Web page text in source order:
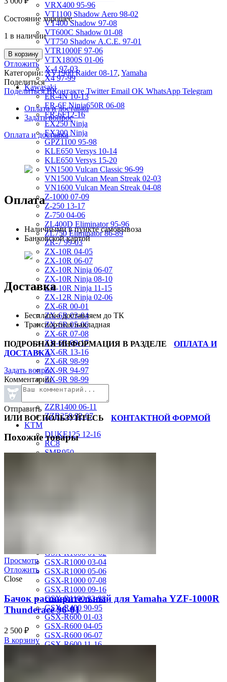
VRX400 95-96
VT1100 Shadow Aero 98-02
VT400 Shadow 97-08
VT600C Shadow 01-08
VT750 Shadow A.C.E. 97-01
VTR1000F 97-06
VTX1800S 01-06
X-4 97-03
X4 97-99
Kawasaki
ER-4N 10-13
ER-6F Ninja650R 06-08
ER-6F12-16
EX250 Ninja
EX300 Ninja
GPZ1100 95-98
KLE650 Versys 10-14
KLE650 Versys 15-20
VN1500 Vulcan Classic 96-99
VN1500 Vulcan Mean Streak 02-03
VN1600 Vulcan Mean Streak 04-08
Z-1000 07-09
Z-250 13-17
Z-750 04-06
ZL400D Eliminator 95-96
ZL750 Eliminator 86-89
ZR-7 99-03
ZX-10R 04-05
ZX-10R 06-07
ZX-10R Ninja 06-07
ZX-10R Ninja 08-10
ZX-10R Ninja 11-15
ZX-12R Ninja 02-06
ZX-6R 00-01
ZX-6R 03-04
ZX-6R 05-06
ZX-6R 07-08
ZX-6R 09-17
ZX-6R 13-16
ZX-6R 98-99
ZX-9R 94-97
ZX-9R 98-99
ZX-9R Ninja 00-03
ZZR1400 06-11
ZZR250 92-07
KTM
DUKE125 12-16
RC8
SMR950
GSR600 06-10
GSX-R1000 01-02
GSX-R1000 03-04
GSX-R1000 05-06
GSX-R1000 07-08
GSX-R1000 09-16
GSX-R1100 93-98
GSX-R400 90-95
GSX-R600 01-03
GSX-R600 04-05
GSX-R600 06-07
GSX-R600 11-16
Состояние хорошее.
1 в наличии
В корзину
Отложить
Категории:XV1900 Raider 08-17, Yamaha
Поделиться
Поделиться ВКонтакте Twitter Email OK WhatsApp Telegram
Оплата и доставка
Задать вопрос
Оплата и доставка
Оплата
Наличными в пункте самовывоза
Банковской картой
Доставка
Бесплатно доставляем до ТК
Транспортная накладная
ПОДРОБНАЯ ИНФОРМАЦИЯ В РАЗДЕЛЕ
ОПЛАТА И
ДОСТАВКА
Задать вопрос
Комментарии
Отправить
ИЛИ ВОСПОЛЬЗУЙТЕСЬ
КОНТАКТНОЙ ФОРМОЙ
Похожие товары
Просмотр
Отложить
Close
Бачок расширительный для Yamaha YZF-1000R
Thunderace 96-01
2 500 ₽
В корзину